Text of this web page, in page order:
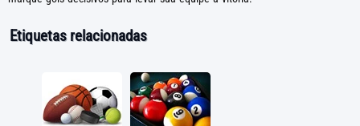
Etiquetas relacionadas